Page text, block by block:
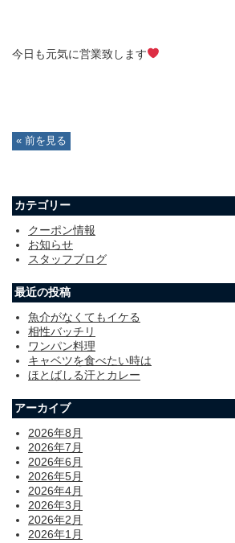
今日も元気に営業致します
« 前を見る
カテゴリー
クーポン情報
お知らせ
スタッフブログ
最近の投稿
魚介がなくてもイケる
相性バッチリ
ワンパン料理
キャベツを食べたい時は
ほとばしる汗とカレー
アーカイブ
2026年8月
2026年7月
2026年6月
2026年5月
2026年4月
2026年3月
2026年2月
2026年1月